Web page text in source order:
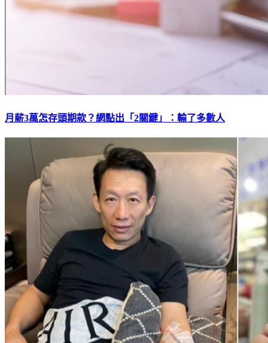
月薪3萬怎存頭期款？網點出「2關鍵」：輸了多數人